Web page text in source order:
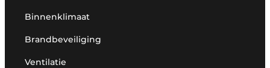
Binnenklimaat
Brandbeveiliging
Ventilatie